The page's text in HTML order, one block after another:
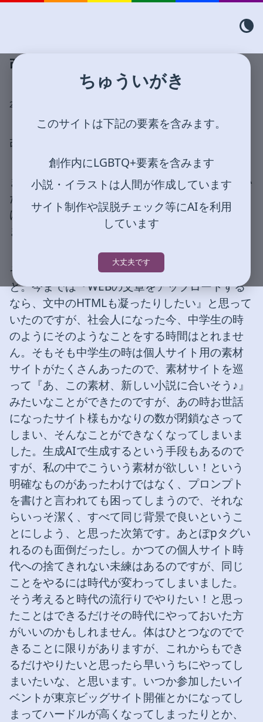
ちゅういがき
このサイトは下記の要素を含みます。
創作内にLGBTQ+要素を含みます
小説・イラストは人間が作成しています
サイト制作や誤脱チェック等にAIを利用
しています
大丈夫です
改装しました
2026/5/10
改装しました。
まず既存のCSSがだいぶおかしなことになってい
たので修正しました。誰だこんなことをしたの
は！とぷんすこしながらキーボードをたたいて
ましたが多分私です。他でもない私です。
そして1番の目的は小説ファイルをmd化するこ
と。今までは『WEBの文章をアップロードする
なら、文中のHTMLも凝ったりしたい』と思って
いたのですが、社会人になった今、中学生の時
のようにそのようなことをする時間はとれませ
ん。そもそも中学生の時は個人サイト用の素材
サイトがたくさんあったので、素材サイトを巡
って『あ、この素材、新しい小説に合いそう♪』
みたいなことができたのですが、あの時お世話
になったサイト様もかなりの数が閉鎖なさって
しまい、そんなことができなくなってしまいま
した。生成AIで生成するという手段もあるので
すが、私の中でこういう素材が欲しい！という
明確なものがあったわけではなく、プロンプト
を書けと言われても困ってしまうので、それな
らいっそ潔く、すべて同じ背景で良いというこ
とにしよう、と思った次第です。あとぽpタグい
れるのも面倒だったし。かつての個人サイト時
代への捨てきれない未練はあるのですが、同じ
ことをやるには時代が変わってしまいました。
そう考えると時代の流行りでやりたい！と思っ
たことはできるだけその時代にやっておいた方
がいいのかもしれません。体はひとつなのでで
きることに限りがありますが、これからもでき
るだけやりたいと思ったら早いうちにやってし
まいたいな、と思います。いつか参加したいイ
ベントが東京ビッグサイト開催とかになってし
まってハードルが高くなってしまったりとか、